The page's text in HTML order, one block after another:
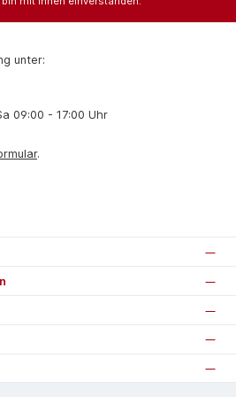
unter:
09:00 - 17:00 Uhr
.